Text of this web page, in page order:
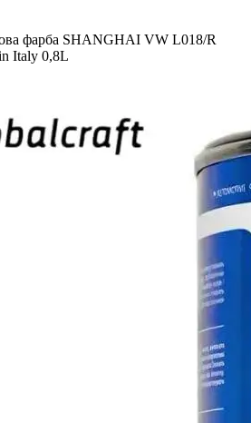
фарба SHANGHAI VW L018/R
Italy 0,8L